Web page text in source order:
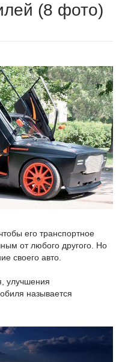
(8 фото)
его транспортное
от любого другого. Но
своего авто.
улучшения
называется